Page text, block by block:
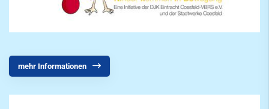
mehr Informationen